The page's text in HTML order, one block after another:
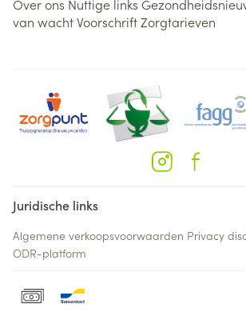
Over ons Nuttige links
van wachtVoorschriftZorgtarieven
Juridische links
Algemene verkoopsvoorwaarden Privacy
ODR-platform